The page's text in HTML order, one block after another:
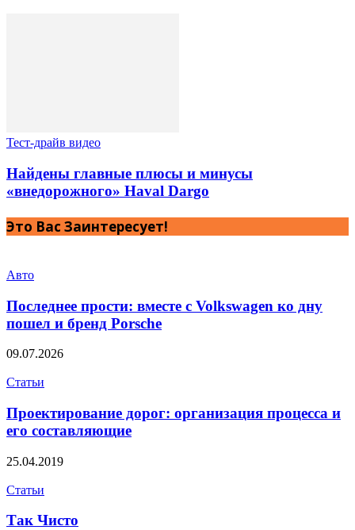
Тест-драйв видео
Найдены главные плюсы и минусы
«внедорожного» Haval Dargo
Это Вас Заинтересует!
Авто
Последнее прости: вместе с Volkswagen ко дну
пошел и бренд Porsche
09.07.2026
Статьи
Проектирование дорог: организация процесса и
его составляющие
25.04.2019
Статьи
Так Чисто